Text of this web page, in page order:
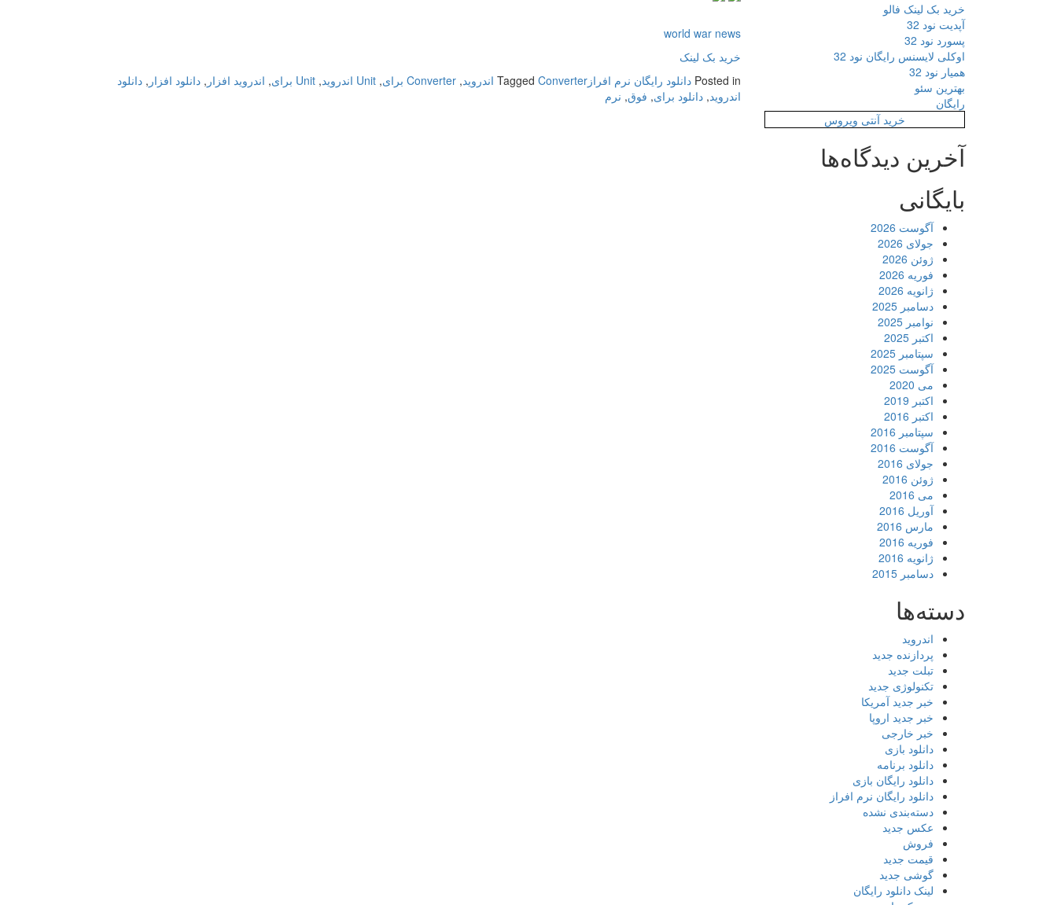
world war news
خرید بک لینک
Posted in دانلود رایگان نرم افراز Tagged Converter اندروید , Converter برای , Unit اندروید , Unit برای , اندروید افزار , دانلود افزار , دانلود
اندروید, دانلود برای, فوق, نرم
خرید بک لینک فالو
آپدیت نود 32
پسورد نود 32
اوکلی لایسنس رایگان نود 32
همیار نود 32
بهترین سئو
رایگان
خرید آنتی ویروس
آخرین دیدگاه‌ها
بایگانی
آگوست 2026
جولای 2026
ژوئن 2026
فوریه 2026
ژانویه 2026
دسامبر 2025
نوامبر 2025
اکتبر 2025
سپتامبر 2025
آگوست 2025
می 2020
اکتبر 2019
اکتبر 2016
سپتامبر 2016
آگوست 2016
جولای 2016
ژوئن 2016
می 2016
آوریل 2016
مارس 2016
فوریه 2016
ژانویه 2016
دسامبر 2015
دسته‌ها
اندروید
پردازنده جدید
تبلت جدید
تکنولوژی جدید
خبر جدید آمریکا
خبر جدید اروپا
خبر خارجی
دانلود بازی
دانلود برنامه
دانلود رایگان بازی
دانلود رایگان نرم افراز
دسته‌بندی نشده
عکس جدید
فروش
قیمت جدید
گوشی جدید
لینک دانلود رایگان